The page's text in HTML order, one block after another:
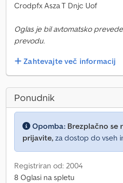
Crodpfx Asza T Dnjc Uof
Oglas je bil avtomatsko
prevodu.
Zahtevajte več informacij
Ponudnik
Opomba: Brezplačno se
prijavite, za dostop do vseh
Registriran od: 2004
8 Oglasi na spletu